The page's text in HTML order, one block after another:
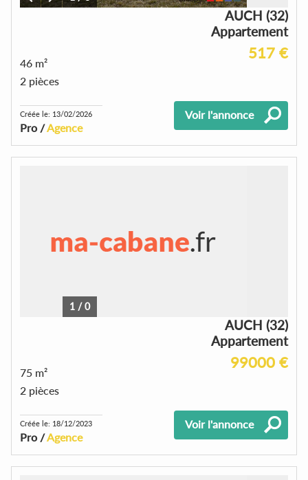
AUCH (32)
Appartement
517 €
46 m²
2 pièces
Créée le: 13/02/2026
Pro /Agence
Voir l'annonce
1 /0
AUCH (32)
Appartement
99000 €
75 m²
2 pièces
Créée le: 18/12/2023
Pro /Agence
Voir l'annonce